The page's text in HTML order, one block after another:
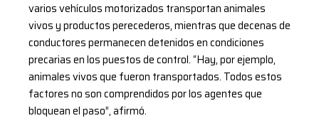
varios vehículos motorizados transportan animales
vivos y productos perecederos, mientras que decenas de
conductores permanecen detenidos en condiciones
precarias en los puestos de control. “Hay, por ejemplo,
animales vivos que fueron transportados. Todos estos
factores no son comprendidos por los agentes que
bloquean el paso”, afirmó.